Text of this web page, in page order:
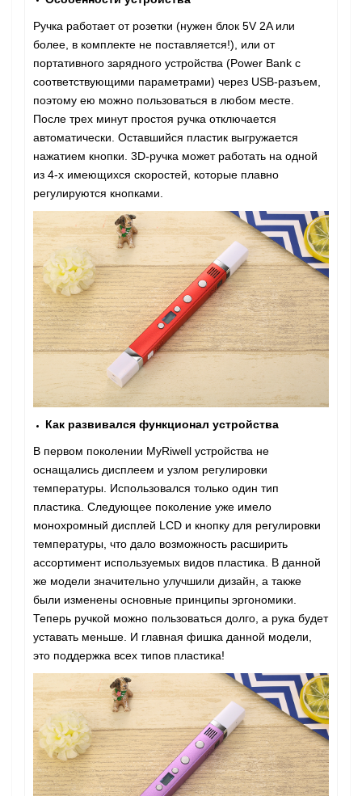
Ручка работает от розетки (нужен блок 5V 2A или
более, в комплекте не поставляется!), или от
портативного зарядного устройства (Power Bank с
соответствующими параметрами) через USB-разъем,
поэтому ею можно пользоваться в любом месте.
После трех минут простоя ручка отключается
автоматически. Оставшийся пластик выгружается
нажатием кнопки. 3D-ручка может работать на одной
из 4-х имеющихся скоростей, которые плавно
регулируются кнопками.
Как развивался функционал устройства
В первом поколении MyRiwell устройства не
оснащались дисплеем и узлом регулировки
температуры. Использовался только один тип
пластика. Следующее поколение уже имело
монохромный дисплей LCD и кнопку для регулировки
температуры, что дало возможность расширить
ассортимент используемых видов пластика. В данной
же модели значительно улучшили дизайн, а также
были изменены основные принципы эргономики.
Теперь ручкой можно пользоваться долго, а рука будет
уставать меньше. И главная фишка данной модели,
это поддержка всех типов пластика!